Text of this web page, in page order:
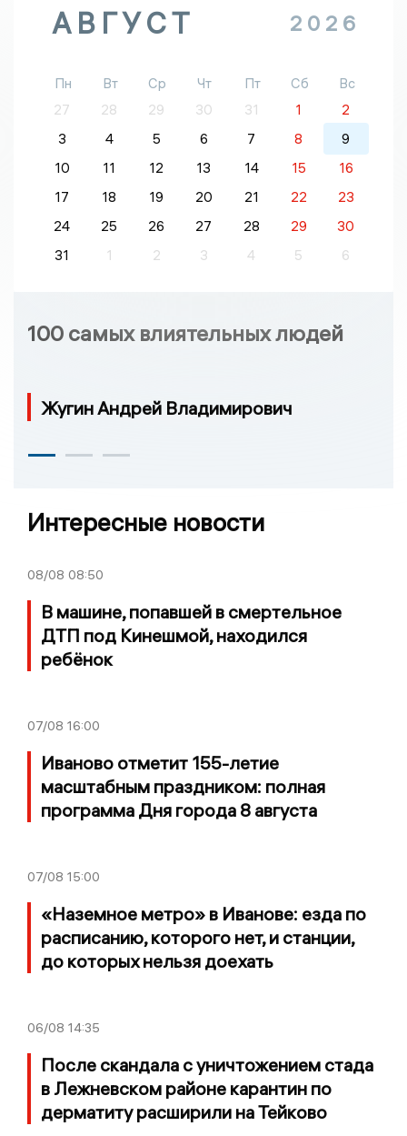
АВГУСТ 2026
Пн Вт Ср Чт Пт Сб
Вс
27
28 29 30 31 1
2
3
4 5 6 7 8
9
10
11 12 13 14 15
16
17
18 19 20 21 22
23
24
25 26 27 28 29
30
31
1 2 3 4 5 6
100 самых влиятельных людей
Жугин Андрей Владимирович
Интересные новости
08/08 08:50
В машине, попавшей в смертельное
ДТП под Кинешмой, находился
ребёнок
07/08 16:00
Иваново отметит 155-летие
масштабным праздником: полная
программа Дня города 8 августа
07/08 15:00
«Наземное метро» в Иванове: езда по
расписанию, которого нет, и станции,
до которых нельзя доехать
06/08 14:35
После скандала с уничтожением стада
в Лежневском районе карантин по
дерматиту расширили на Тейково